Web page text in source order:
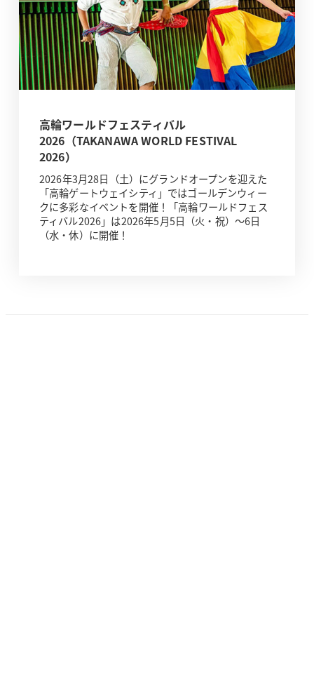
高輪ワールドフェスティバル
2026（TAKANAWA WORLD FESTIVAL
2026）
2026年3月28日（土）にグランドオープンを迎えた
「高輪ゲートウェイシティ」ではゴールデンウィー
クに多彩なイベントを開催！「高輪ワールドフェス
ティバル2026」は2026年5月5日（火・祝）～6日
（水・休）に開催！